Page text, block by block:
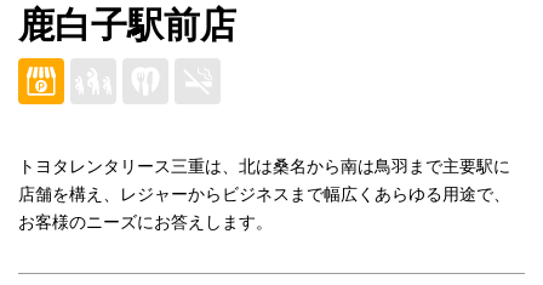
鹿白子駅前店
トヨタレンタリース三重は、北は桑名から南は鳥羽まで主要駅に
店舗を構え、レジャーからビジネスまで幅広くあらゆる用途で、
お客様のニーズにお答えします。